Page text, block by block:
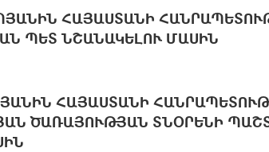
ՀԱՅԱՍՏԱՆԻ
ՊԵՏ ՆՇԱՆԱԿԵԼՈՒ ՄԱՍԻՆ
ՀԱՅԱՍՏԱՆԻ
ԾԱՌԱՅՈՒԹՅԱՆ ՏՆՕՐԵՆԻ